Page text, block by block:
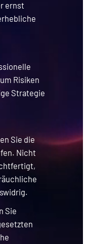
ernst
Risiken
Strategie
Sie die
Nicht
Sie